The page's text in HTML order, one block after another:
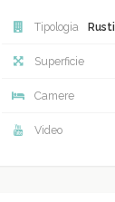
Tipologia
Superficie
Camere
Video